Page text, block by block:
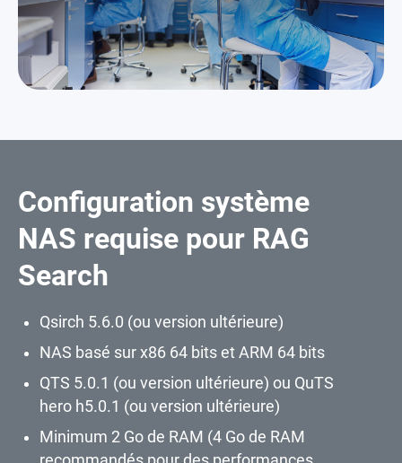
Configuration système
NAS requise pour RAG
Search
Qsirch 5.6.0 (ou version ultérieure)
NAS basé sur x86 64 bits et ARM 64 bits
QTS 5.0.1 (ou version ultérieure) ou QuTS
hero h5.0.1 (ou version ultérieure)
Minimum 2 Go de RAM (4 Go de RAM